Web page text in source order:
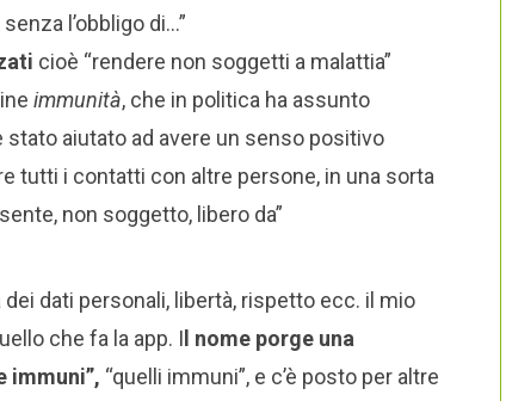
senza l’obbligo di…”
cioè “rendere non soggetti a malattia”
immunità, che in politica ha assunto
aiutato ad avere un senso positivo
tutti i contatti con altre persone, in una sorta
non soggetto, libero da”
dati personali, libertà, rispetto ecc. il mio
che fa la app. I l nome porge una
immuni”, “quelli immuni”, e c’è posto per altre